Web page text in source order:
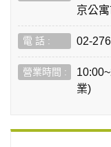
京公
02-
業)